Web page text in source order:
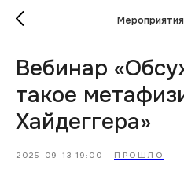
Вебинар
такое
Хайдеггера»
2025-09-13 19:00 ПРОШЛО